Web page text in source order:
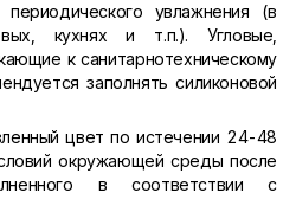
периодического увлажнения (в
кухнях и т.п.). Угловые,
к санитарнотехническому
заполнять силиконовой
цвет по истечении 24-48
окружающей среды после
в соответствии с